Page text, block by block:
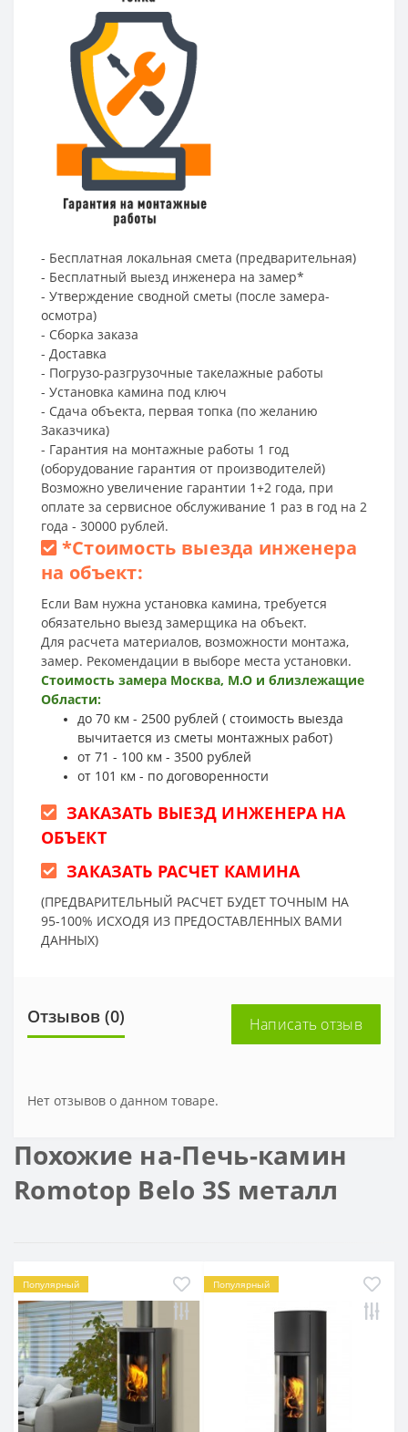
- Бесплатная локальная смета (предварительная)
- Бесплатный выезд инженера на замер*
- Утверждение сводной сметы (после замера-
осмотра)
- Сборка заказа
- Доставка
- Погрузо-разгрузочные такелажные работы
- Установка камина под ключ
- Сдача объекта, первая топка (по желанию
Заказчика)
- Гарантия на монтажные работы 1 год
(оборудование гарантия от производителей)
Возможно увеличение гарантии 1+2 года, при
оплате за сервисное обслуживание 1 раз в год на 2
года - 30000 рублей.
*Стоимость выезда инженера
на объект:
Если Вам нужна установка камина, требуется
обязательно выезд замерщика на объект.
Для расчета материалов, возможности монтажа,
замер. Рекомендации в выборе места установки.
Стоимость замера Москва, М.О и близлежащие
Области:
до 70 км - 2500 рублей ( стоимость выезда
вычитается из сметы монтажных работ)
от 71 - 100 км - 3500 рублей
от 101 км - по договоренности
ЗАКАЗАТЬ ВЫЕЗД ИНЖЕНЕРА НА
ОБЪЕКТ
ЗАКАЗАТЬ РАСЧЕТ КАМИНА
(ПРЕДВАРИТЕЛЬНЫЙ РАСЧЕТ БУДЕТ ТОЧНЫМ НА
95-100% ИСХОДЯ ИЗ ПРЕДОСТАВЛЕННЫХ ВАМИ
ДАННЫХ)
Отзывов (0) Написать отзыв
Нет отзывов о данном товаре.
Похожие на-Печь-камин
Romotop Belo 3S металл
Популярный Популярный